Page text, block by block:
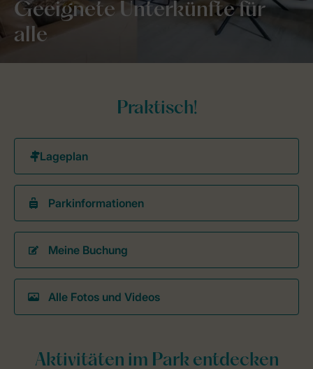
Geeignete Unterkünfte für
alle
Praktisch!
Parkinformationen
Meine Buchung
Alle Fotos und Videos